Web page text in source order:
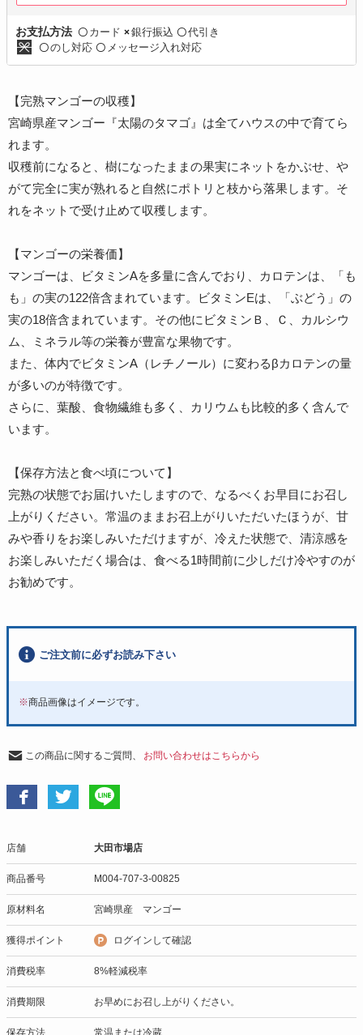
お支払方法 〇 カード ×銀行振込 〇代引き
〇のし対応 〇 メッセージ入れ対応
【完熟マンゴーの収穫】
宮崎県産マンゴー『太陽のタマゴ』は全てハウスの中で育てら
れます。
収穫前になると、樹になったままの果実にネットをかぶせ、や
がて完全に実が熟れると自然にポトリと枝から落果します。そ
れをネットで受け止めて収穫します。
【マンゴーの栄養価】
マンゴーは、ビタミンAを多量に含んでおり、カロテンは、「も
も」の実の122倍含まれています。ビタミンEは、「ぶどう」の
実の18倍含まれています。その他にビタミンＢ、Ｃ、カルシウ
ム、ミネラル等の栄養が豊富な果物です。
また、体内でビタミンA（レチノール）に変わるβカロテンの量
が多いのが特徴です。
さらに、葉酸、食物繊維も多く、カリウムも比較的多く含んで
います。
【保存方法と食べ頃について】
完熟の状態でお届けいたしますので、なるべくお早目にお召し
上がりください。常温のままお召上がりいただいたほうが、甘
みや香りをお楽しみいただけますが、冷えた状態で、清涼感を
お楽しみいただく場合は、食べる1時間前に少しだけ冷やすのが
お勧めです。
ご注文前に必ずお読み下さい
※商品画像はイメージです。
この商品に関するご質問、 お問い合わせはこちらから
店舗 大田市場店
商品番号 M004-707-3-00825
原材料名 宮崎県産 マンゴー
獲得ポイント ログインして確認
消費税率 8%軽減税率
消費期限 お早めにお召し上がりください。